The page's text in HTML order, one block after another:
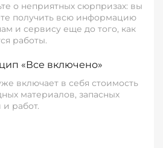
о неприятных сюрпризах: вы
получить всю информацию
и сервису еще до того, как
работы.
«Все включено»
включает в себя стоимость
материалов, запасных
и работ.